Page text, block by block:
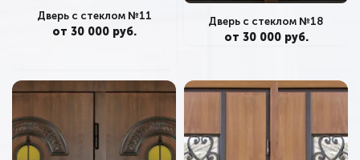
Дверь с стеклом №11
от 30 000 руб.
Дверь с стеклом №18
от 30 000 руб.